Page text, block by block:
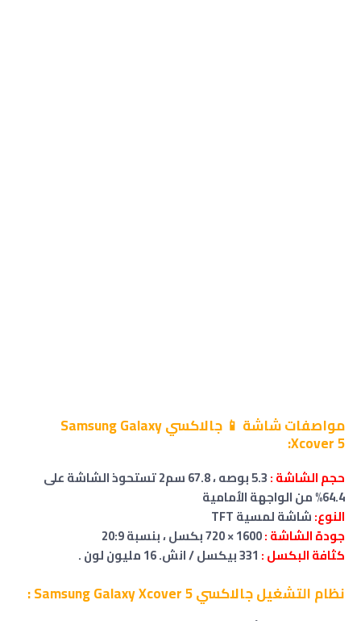
مواصفات شاشة 📱 جالاكسي Samsung Galaxy
Xcover 5:
حجمالشاشة:
5.3 بوصه ، 67.8 سم2 تستحوذ الشاشة على
64.4% من الواجهة الأمامية
النوع:شاشة لمسية TFT
جودة الشاشة :
كثافة البكسل :
نظام التشغيل جالاكسي Samsung Galaxy Xcover 5 :